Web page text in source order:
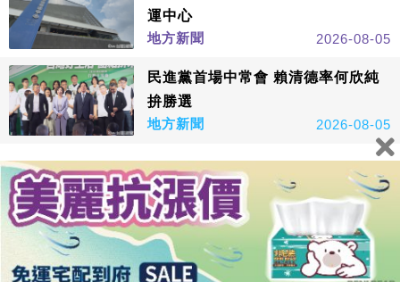
運中心
地方新聞
2026-08-05
民進黨首場中常會 賴清德率何欣純
拚勝選
地方新聞
2026-08-05
看更多
鑫傳國際多媒體科技股份有限公司版權所有，非經授權，請
勿轉載本網站內容 © All Rights Reserved.